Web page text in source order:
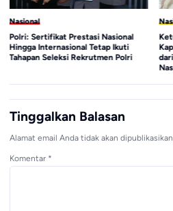
Nasional
Polri: Sertifikat Prestasi Nasional
Hingga Internasional Tetap Ikuti
Tahapan Seleksi Rekrutmen Polri
Tinggalkan Balasan
Alamat email Anda tidak akan
Komentar *